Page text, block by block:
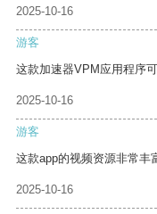
2025-10-16
游客
这款加速器VPM应用程序
2025-10-16
游客
这款app的视频资源非常丰
2025-10-16